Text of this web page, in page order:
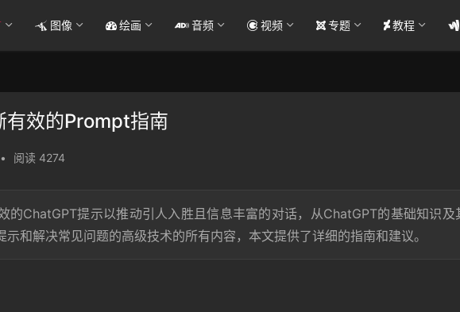
图像 绘画 音频 视频 专题 教程
有效的Prompt指南
• 阅读 4274
的ChatGPT提示以推动引人入胜且信息丰富的对话，从ChatGPT的基础知识及
和解决常见问题的高级技术的所有内容，本文提供了详细的指南和建议。